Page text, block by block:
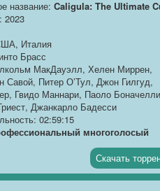
название: Caligula: The Ultimate
2023
Италия
Брасс
МакДауэлл, Хелен Миррен,
Савой, Питер О’Тул, Джон Гилгуд,
Гвидо Маннари, Паоло
Джанкарло Бадесси
02:59:15
многоголосый
Скачать